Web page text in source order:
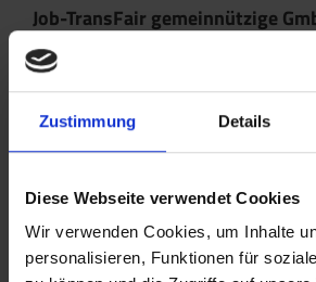
Zustimmung Details
Diese Webseite verwendet Cookies
Wir verwenden Cookies, um Inhalte
personalisieren, Funktionen für
Job-TransFair gemeinnützige
Linke Wienzeile 10/21 (Zentrale)
1060 Wien
office@jobtransfair.at
+43 1 585 39 91
Die Inhalte unserer Webseite
enthalten. Nähere Details
unseremKI Manifest